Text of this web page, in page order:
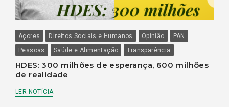
Açores Direitos Sociais e Humanos Opinião
PAN
Pessoas
Saúde e Alimentação Transparência
HDES: 300 milhões de esperança, 600 milhões
de realidade
LER NOTÍCIA